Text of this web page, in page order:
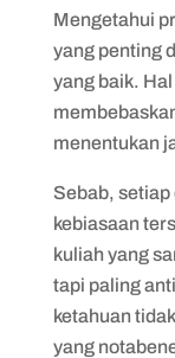
Mengetahui
yang penting
yang baik.
menentukan
Sebab,
kebiasaan
kuliah yang
tapi paling
ketahuan
yang